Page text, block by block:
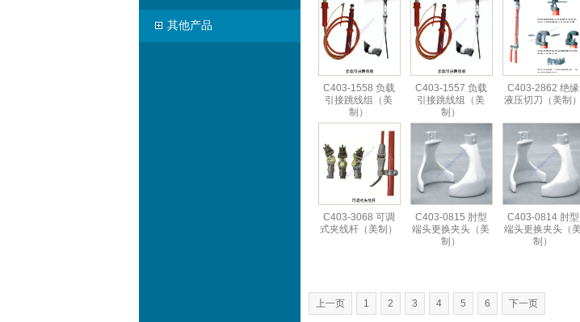
其他产品
C403-1558 负载
引接跳线组（美
制）
C403-1557 负载
引接跳线组（美
制）
C403-2862 绝缘
液压切刀（美制）
C403-3068 可调
式夹线杆（美制）
C403-0815 肘型
端头更换夹头（美
制）
C403-0814 肘型
端头更换夹头（
制）
上一页 1 2 3 4 5 6 下一页